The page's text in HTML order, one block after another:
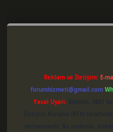
Reklam ve İletişim: E-
forumhizmeti@gmail.com
Yasal Uyarı: